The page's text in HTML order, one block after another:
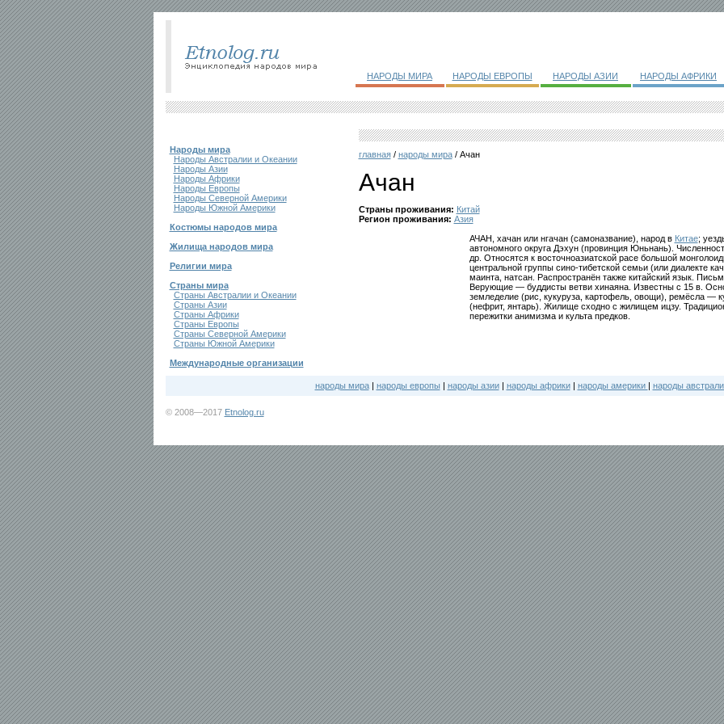
НАРОДЫ МИРА НАРОДЫ ЕВРОПЫ НАРОДЫ АЗИИ НАРОДЫ АФРИКИ
Народы мира
Народы Австралии и Океании
Народы Азии
Народы Африки
Народы Европы
Народы Северной Америки
Народы Южной Америки
Костюмы народов мира
Жилища народов мира
Религии мира
Страны мира
Страны Австралии и Океании
Страны Азии
Страны Африки
Страны Европы
Страны Северной Америки
Страны Южной Америки
Международные организации
главная/ народы мира/ Ачан
Ачан
Страны проживания: Китай
Регион проживания: Азия
АЧАН, хачан или нгачан (самоназвание), народ в Китае;
автономного округа Дэхун (провинция Юньнань).
др. Относятся к восточноазиатской расе большой
центральной группы сино-тибетской семьи (или диалекте
маинта, натсан. Распространён также китайский язык.
Верующие — буддисты ветви хинаяна. Известны с 15 в.
земледелие (рис, кукуруза, картофель, овощи), ремёсла —
(нефрит, янтарь). Жилище сходно с жилищем ицзу.
пережитки анимизма и культа предков.
народы мира| народы европы | народы азии| народы африки| народы америки | народы
© 2008—2017 Etnolog.ru